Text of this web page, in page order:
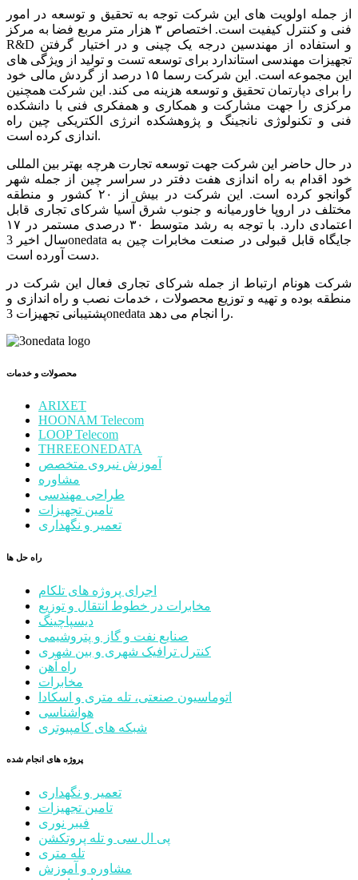
از جمله اولویت های این شرکت توجه به تحقیق و توسعه در امور
فنی و کنترل کیفیت است. اختصاص ۳ هزار متر مربع فضا به مرکز
R&D و استفاده از مهندسین درجه یک چینی و در اختیار گرفتن
تجهیزات مهندسی استاندارد برای توسعه تست و تولید از ویژگی های
این مجموعه است. این شرکت رسما ۱۵ درصد از گردش مالی خود
را برای دپارتمان تحقیق و توسعه هزینه می کند. این شرکت همچنین
مرکزی را جهت مشارکت و همکاری و همفکری فنی با دانشکده
فنی و تکنولوژی نانجینگ و پژوهشکده انرژی الکتریکی چین راه
اندازی کرده است.
در حال حاضر این شرکت جهت توسعه تجارت هرچه بهتر بین المللی
خود اقدام به راه اندازی هفت دفتر در سراسر چین از جمله شهر
گوانجو کرده است. این شرکت در بیش از ۲۰ کشور و منطقه
مختلف در اروپا خاورمیانه و جنوب شرق آسیا شرکای تجاری قابل
اعتمادی دارد. با توجه به رشد متوسط ۳۰ درصدی مستمر در ۱۷
سال اخیر 3onedata جایگاه قابل قبولی در صنعت مخابرات چین به
دست آورده است.
شرکت هونام ارتباط از جمله شرکای تجاری فعال این شرکت در
منطقه بوده و تهیه و توزیع محصولات ، خدمات نصب و راه اندازی و
پشتیبانی تجهیزات 3onedata را انجام می دهد.
محصولات و خدمات
ARIXET
HOONAM Telecom
LOOP Telecom
THREEONEDATA
آموزش نیروی متخصص
مشاوره
طراحی مهندسی
تامین تجهیزات
تعمیر و نگهداری
راه حل ها
اجرای پروژه های تلکام
مخابرات در خطوط انتقال و توزیع
دیسپاچینگ
صنایع نفت و گاز و پتروشیمی
کنترل ترافیک شهری و بین شهری
راه آهن
مخابرات
اتوماسیون صنعتی، تله متری و اسکادا
هواشناسی
شبکه های کامپیوتری
پروژه های انجام شده
تعمیر و نگهداری
تامین تجهیزات
فیبر نوری
پی ال سی و تله پروتکشن
تله متری
مشاوره و آموزش